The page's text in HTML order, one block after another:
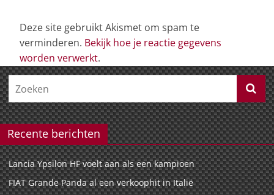
Deze site gebruikt Akismet om spam te
verminderen. Bekijk hoe je reactie gegevens
worden verwerkt.
Recente berichten
Lancia Ypsilon HF voelt aan als een kampioen
FIAT Grande Panda al een verkoophit in Italië